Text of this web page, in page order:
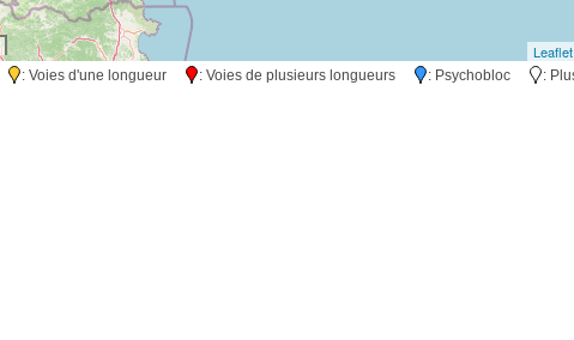
Leaflet
: Voies d'une longueur : Voies de plusieurs longueurs : Psychobloc :